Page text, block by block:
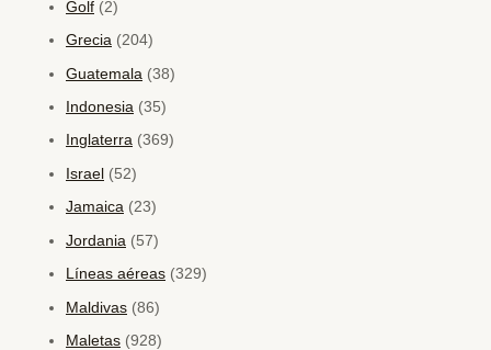
Golf (2)
Grecia (204)
Guatemala (38)
Indonesia (35)
Inglaterra (369)
Israel (52)
Jamaica (23)
Jordania (57)
Líneas aéreas (329)
Maldivas (86)
Maletas (928)